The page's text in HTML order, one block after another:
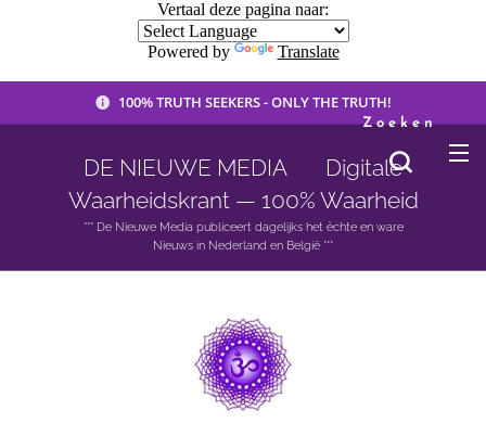
Vertaal deze pagina naar:
Powered by Translate
100% TRUTH SEEKERS - ONLY THE TRUTH!
DE NIEUWE MEDIA 🟣 Digitale
Waarheidskrant — 100% Waarheid
*** De Nieuwe Media publiceert dagelijks het èchte en ware
Nieuws in Nederland en België ***
Zoeken